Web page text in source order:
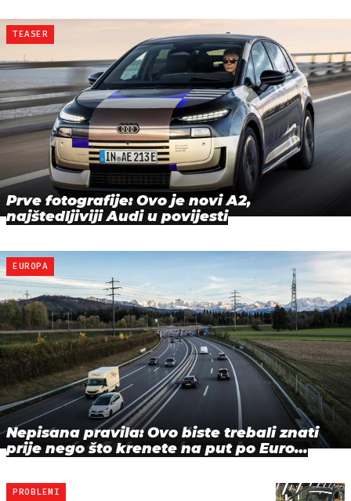
TEASER
Prve fotografije: Ovo je novi A2,
najštedljiviji Audi u povijesti
EUROPA
Nepisana pravila: Ovo biste trebali znati
prije nego što krenete na put po Euro…
PROBLEMI